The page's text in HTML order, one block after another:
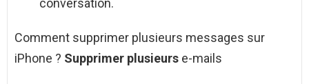
conversation.
Comment supprimer plusieurs messages sur
iPhone ? Supprimer plusieurs e-mails